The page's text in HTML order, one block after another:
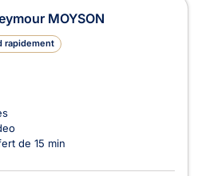
MOYSON
rapidement
de 15 min